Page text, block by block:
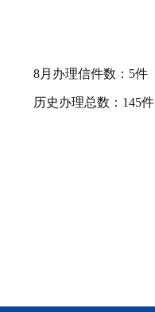
8月办理信件数：5件
历史办理总数：145件